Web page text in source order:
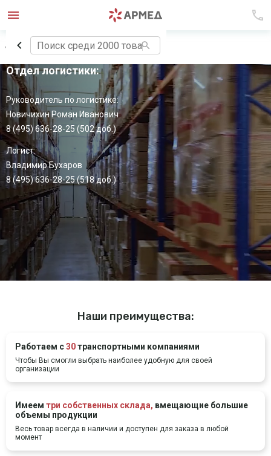
Вернуться в раздел
Отдел логистики:
Руководитель по логистике:
Новичихин Роман Иванович
8 (495) 636-28-25 (502 доб.)
Логист:
Владимир Бухаров
8 (495) 636-28-25 (518 доб.)
Наши преимущества:
Работаем с30транспортными компаниями
Чтобы Вы смогли выбрать наиболее удобную для своей
организации
Имеем три собственных склада, вмещающие большие
объемы продукции
Весь товар всегда в наличии и доступен для заказа в любой
момент